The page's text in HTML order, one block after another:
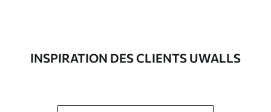
Possibilité d'ajouter un vernis
INSPIRATION DES CLIENTS UWALLS